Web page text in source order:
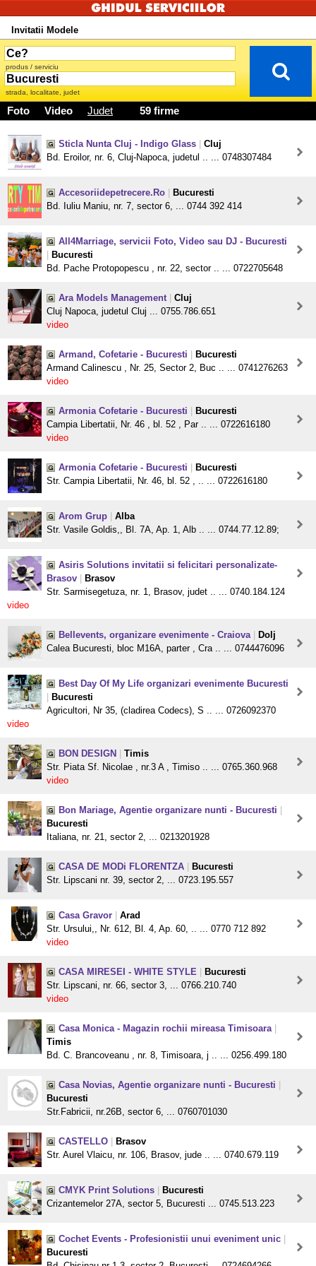
Invitatii Modele
produs / serviciu
strada, localitate, judet
Foto Video Judet 59 firme
Sticla Nunta Cluj - Indigo Glass
Cluj
Bd. Eroilor, nr. 6, Cluj-Napoca, judetul .. ... 0748307484
Accesoriidepetrecere.Ro
Bucuresti
Bd. Iuliu Maniu, nr. 7, sector 6, ... 0744 392 414
All4Marriage, servicii Foto, Video sau DJ - Bucuresti
Bucuresti
Bd. Pache Protopopescu , nr. 22, sector .. ... 0722705648
Ara Models Management
Cluj
Cluj Napoca, judetul Cluj ... 0755.786.651
video
Armand, Cofetarie - Bucuresti
Bucuresti
Armand Calinescu , Nr. 25, Sector 2, Buc .. ... 0741276263
video
Armonia Cofetarie - Bucuresti
Bucuresti
Campia Libertatii, Nr. 46 , bl. 52 , Par .. ... 0722616180
video
Armonia Cofetarie - Bucuresti
Bucuresti
Str. Campia Libertatii, Nr. 46, bl. 52 , .. ... 0722616180
Arom Grup
Alba
Str. Vasile Goldis,, Bl. 7A, Ap. 1, Alb .. ... 0744.77.12.89;
Asiris Solutions invitatii si felicitari personalizate-
Brasov
Brasov
Str. Sarmisegetuza, nr. 1, Brasov, judet .. ... 0740.184.124
video
Bellevents, organizare evenimente - Craiova
Dolj
Calea Bucuresti, bloc M16A, parter , Cra .. ... 0744476096
Best Day Of My Life organizari evenimente Bucuresti
Bucuresti
Agricultori, Nr 35, (cladirea Codecs), S .. ... 0726092370
video
BON DESIGN
Timis
Str. Piata Sf. Nicolae , nr.3 A , Timiso .. ... 0765.360.968
video
Bon Mariage, Agentie organizare nunti - Bucuresti
Bucuresti
Italiana, nr. 21, sector 2, ... 0213201928
CASA DE MODi FLORENTZA
Bucuresti
Str. Lipscani nr. 39, sector 2, ... 0723.195.557
Casa Gravor
Arad
Str. Ursului,, Nr. 612, Bl. 4, Ap. 60, .. ... 0770 712 892
video
CASA MIRESEI - WHITE STYLE
Bucuresti
Str. Lipscani, nr. 66, sector 3, ... 0766.210.740
video
Casa Monica - Magazin rochii mireasa Timisoara
Timis
Bd. C. Brancoveanu , nr. 8, Timisoara, j .. ... 0256.499.180
Casa Novias, Agentie organizare nunti - Bucuresti
Bucuresti
Str.Fabricii, nr.26B, sector 6, ... 0760701030
CASTELLO
Brasov
Str. Aurel Vlaicu, nr. 106, Brasov, jude .. ... 0740.679.119
CMYK Print Solutions
Bucuresti
Crizantemelor 27A, sector 5, Bucuresti ... 0745.513.223
Cochet Events - Profesionistii unui eveniment unic
Bucuresti